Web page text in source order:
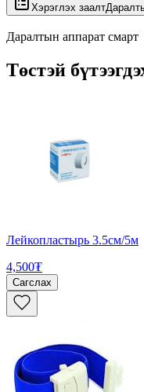
Хэрэглэх заалт
Даралтын аппарат смарт
Төстэй
Лейкопластырь 3.5см/5м
4,500₮
Сагслах